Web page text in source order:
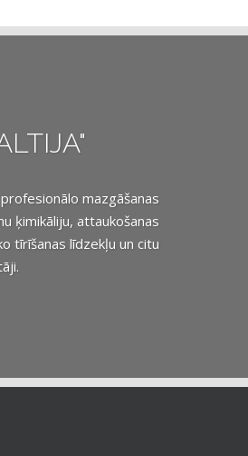
mazgāšanas
ķimikāliju, attaukošanas
tīrīšanas līdzekļu un citu